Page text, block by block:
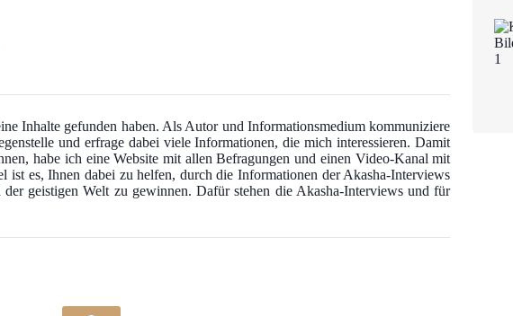
Inhalte gefunden haben. Als Autor und Informationsmedium kommuniziere
und erfrage dabei viele Informationen, die mich interessieren. Damit
habe ich eine Website mit allen Befragungen und einen Video-Kanal mit
ist es, Ihnen dabei zu helfen, durch die Informationen der Akasha-Interviews
geistigen Welt zu gewinnen. Dafür stehen die Akasha-Interviews und für